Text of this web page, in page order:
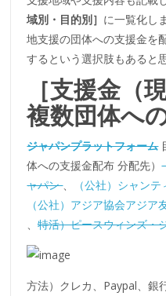
域別・目的別］ に一覧化し
地支援の団体への支援金を
するという選択肢もあると
［支援金（
複数団体へ
ジャパンプラットフォーム
体への支援金配布 分配先）
ャパン、 （公社）シャン
（公社）アジア協会アジア
、特活）ピースウィンズ・
方法）クレカ、Paypal、銀